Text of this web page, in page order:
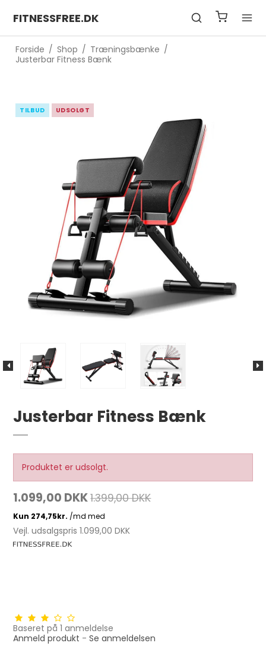
FITNESSFREE.DK
Forside / Shop / Træningsbænke /
Justerbar Fitness Bænk
TILBUD UDSOLGT
Justerbar Fitness Bænk
Produktet er udsolgt.
1.099,00 DKK1.399,00 DKK
Vejl. udsalgspris 1.099,00 DKK
Baseret på 1 anmeldelse
Anmeld produkt -Se anmeldelsen